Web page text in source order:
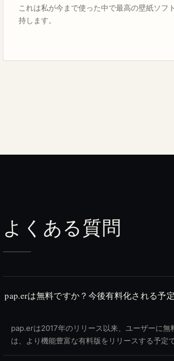
これは私が今まで使った中で最高の壁紙ソフ
持します。
よくある質問
pap.erは無料ですか？今後有料化される予
pap.erは2017年のリリース以来、ユーザーに
は、より機能豊富な有料版をリリースする予定